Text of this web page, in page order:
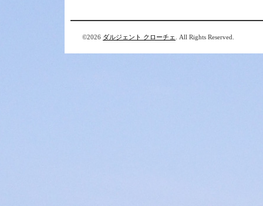
©2026 ダルジェント クローチェ . All Rights Reserved.